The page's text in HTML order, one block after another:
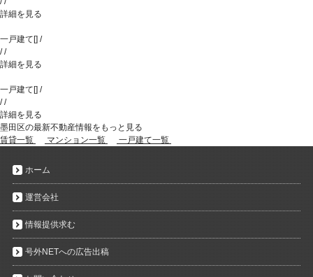
詳細を見る
一戸建て [] /
//
詳細を見る
一戸建て [] /
//
詳細を見る
墨田区の最新不動産情報をもっと見る
賃貸一覧
マンション一覧 一戸建て一覧
ホーム
運営会社
情報提供求む
号外NETへの広告出稿